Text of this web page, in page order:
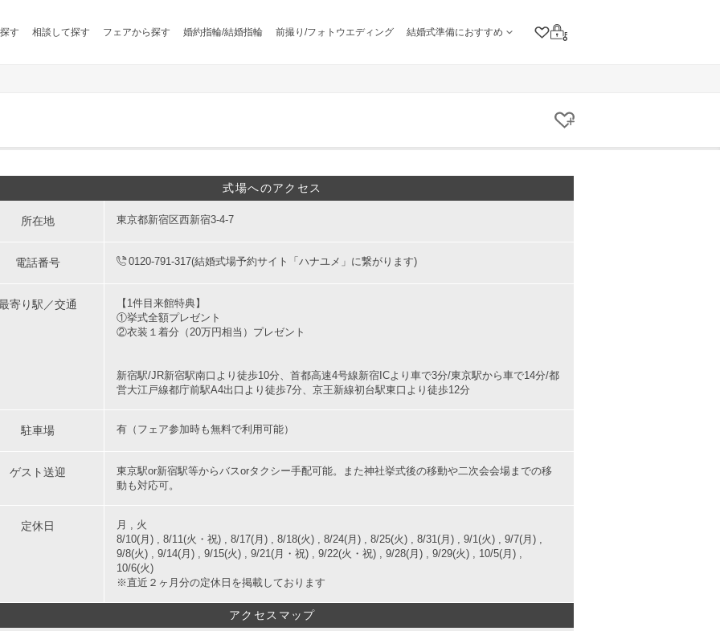
す 相談して探す フェアから探す 婚約指輪/結婚指輪 前撮り/フォトウエディング 結婚式準備におすすめ
クリップリスト
ログイン
クリップする
式場へのアクセス
所在地 東京都新宿区西新宿3-4-7
電話番号 0120-791-317(結婚式場予約サイト「ハナユメ」に繋がります)
寄り駅／交通
【1件目来館特典】
①挙式全額プレゼント
②衣装１着分（20万円相当）プレゼント
新宿駅/JR新宿駅南口より徒歩10分、首都高速4号線新宿ICより車で3分/東京駅から車で14分/都
営大江戸線都庁前駅A4出口より徒歩7分、京王新線初台駅東口より徒歩12分
駐車場 有（フェア参加時も無料で利用可能）
ゲスト送迎
東京駅or新宿駅等からバスorタクシー手配可能。また神社挙式後の移動や二次会会場までの移
動も対応可。
定休日
月 , 火
8/10(月) , 8/11(火・祝) , 8/17(月) , 8/18(火) , 8/24(月) , 8/25(火) , 8/31(月) , 9/1(火) , 9/7(月) ,
9/8(火) , 9/14(月) , 9/15(火) , 9/21(月・祝) , 9/22(火・祝) , 9/28(月) , 9/29(火) , 10/5(月) ,
10/6(火)
※直近２ヶ月分の定休日を掲載しております
アクセスマップ